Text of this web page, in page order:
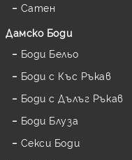
Сатен
Дамскo Боди
Боди Бельо
Боди с Къс Ръкав
Боди с Дълъг Ръкав
Боди Блуза
Секси Боди